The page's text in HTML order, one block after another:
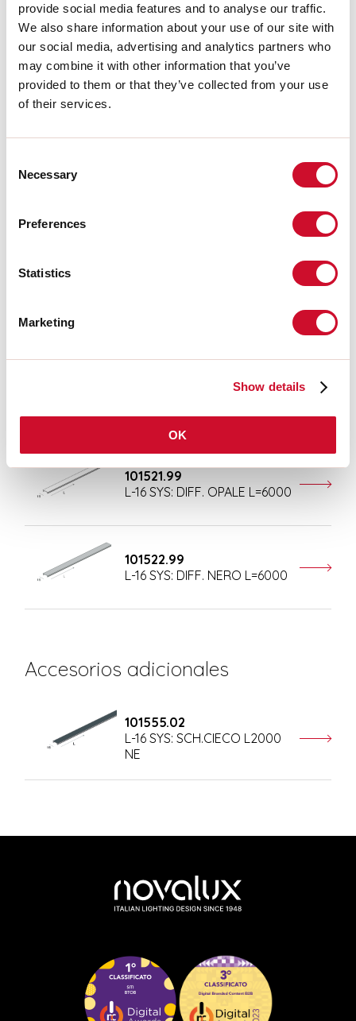
provide social media features and to analyse our traffic.
We also share information about your use of our site with
our social media, advertising and analytics partners who
may combine it with other information that you’ve
provided to them or that they’ve collected from your use
of their services.
Selection
Necessary
Preferences
Statistics
Marketing
Show details
OK
FOTOMETRÍAS
EXTRACTO DEL CATÁLOGO
Pantalla
101521.99
L-16 SYS: DIFF. OPALE L=6000
101522.99
L-16 SYS: DIFF. NERO L=6000
Accesorios adicionales
101555.02
L-16 SYS: SCH.CIECO L2000
NE